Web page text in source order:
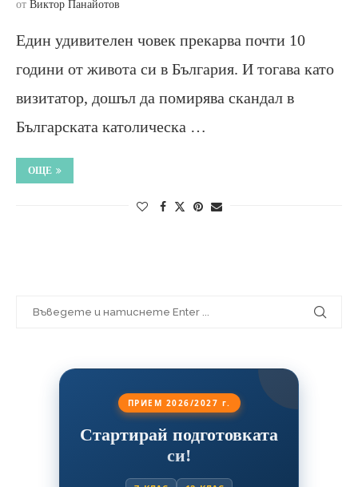
от Виктор Панайотов
Един удивителен човек прекарва почти 10
години от живота си в България. И тогава като
визитатор, дошъл да помирява скандал в
Българската католическа …
ОЩЕ
ПРИЕМ 2026/2027 г.
Стартирай подготовката
си!